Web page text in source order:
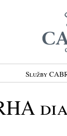
Služby